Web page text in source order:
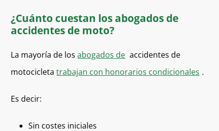
¿Cuánto cuestan los abogados de
accidentes de moto?
La mayoría de losabogados de accidentes de
motocicletatrabajan con honorarios condicionales .
Es decir:
Sin costes iniciales